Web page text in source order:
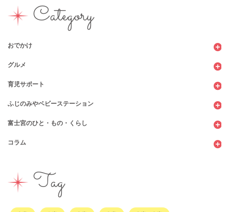
Category
おでかけ
観光
ショッピング
図書館
公園
遊び
習い事
グルメ
カフェ・レストラン
パン
スウィーツ
お弁当・お惣菜
育児サポート
子育てサロン
支援センター
幼稚園・保育園・こども園
ふじのみやベビーステーション
コンビニ
公共施設
富士宮のひと・もの・くらし
行政サービス
ひと
コラム
子育てコラムTag